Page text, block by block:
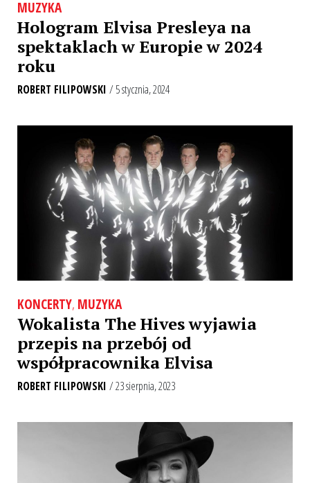
MUZYKA
Hologram Elvisa Presleya na
spektaklach w Europie w 2024
roku
ROBERT FILIPOWSKI / 5 stycznia, 2024
KONCERTY, MUZYKA
Wokalista The Hives wyjawia
przepis na przebój od
współpracownika Elvisa
ROBERT FILIPOWSKI / 23 sierpnia, 2023